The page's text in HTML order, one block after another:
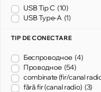
USB Tip C (10)
USB Type-A (1)
TIP DE CONECTARE
Беспроводное (4)
Проводное (54)
combinate (fir/canal
fără fir (canal radio) (3)